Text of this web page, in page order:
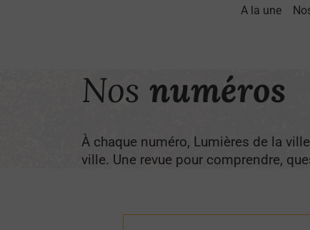
A la une
Nos numéros
À chaque numéro, Lumières de la
ville. Une revue pour comprendre,